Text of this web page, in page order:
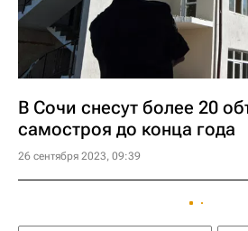
В Сочи снесут более 20
самостроя до конца года
26 сентября 2023, 09:39